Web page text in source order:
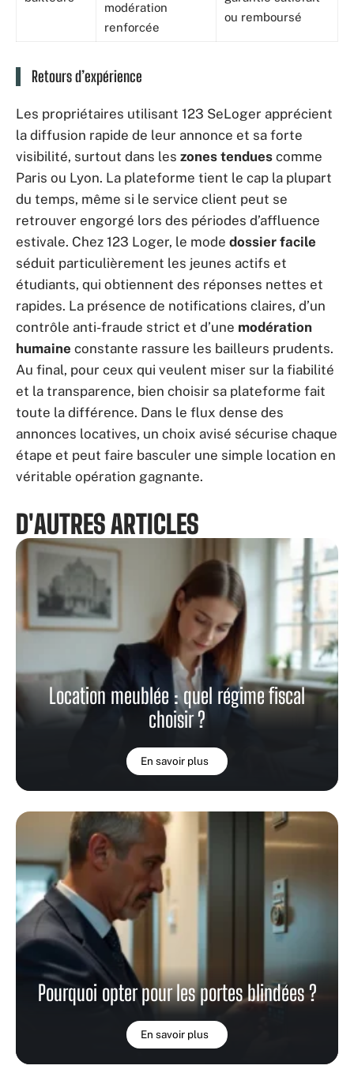
modération
renforcée
ou remboursé
Retours d’expérience
Les propriétaires utilisant 123 SeLoger apprécient
la diffusion rapide de leur annonce et sa forte
visibilité, surtout dans les zones tendues comme
Paris ou Lyon. La plateforme tient le cap la plupart
du temps, même si le service client peut se
retrouver engorgé lors des périodes d’affluence
estivale. Chez 123 Loger, le mode dossier facile
séduit particulièrement les jeunes actifs et
étudiants, qui obtiennent des réponses nettes et
rapides. La présence de notifications claires, d’un
contrôle anti-fraude strict et d’une modération
humaine constante rassure les bailleurs prudents.
Au final, pour ceux qui veulent miser sur la fiabilité
et la transparence, bien choisir sa plateforme fait
toute la différence. Dans le flux dense des
annonces locatives, un choix avisé sécurise chaque
étape et peut faire basculer une simple location en
véritable opération gagnante.
D'AUTRES ARTICLES
Location meublée : quel régime fiscal
choisir ?
En savoir plus
Pourquoi opter pour les portes blindées ?
En savoir plus